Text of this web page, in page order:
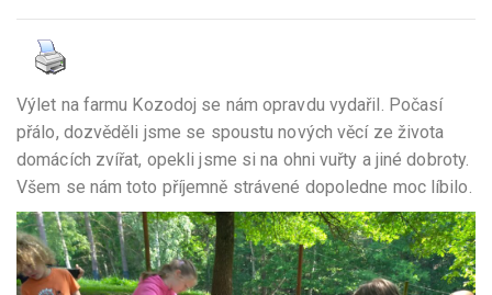
Výlet na farmu Kozodoj se nám opravdu vydařil. Počasí
přálo, dozvěděli jsme se spoustu nových věcí ze života
domácích zvířat, opekli jsme si na ohni vuřty a jiné dobroty.
Všem se nám toto příjemně strávené dopoledne moc líbilo.